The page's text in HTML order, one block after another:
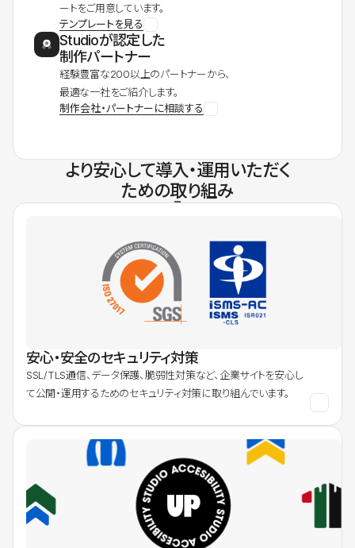
ートをご用意しています。
テンプレートを見る
Studioが認定した
制作パートナー
経験豊富な200以上のパートナーから、
最適な一社をご紹介します。
制作会社・パートナーに相談する
より安心して導入・運用いただく
ための取り組み
安心・安全のセキュリティ対策
SSL/TLS通信、データ保護、脆弱性対策など、企業サイトを安心し
て公開・運用するためのセキュリティ対策に取り組んでいます。